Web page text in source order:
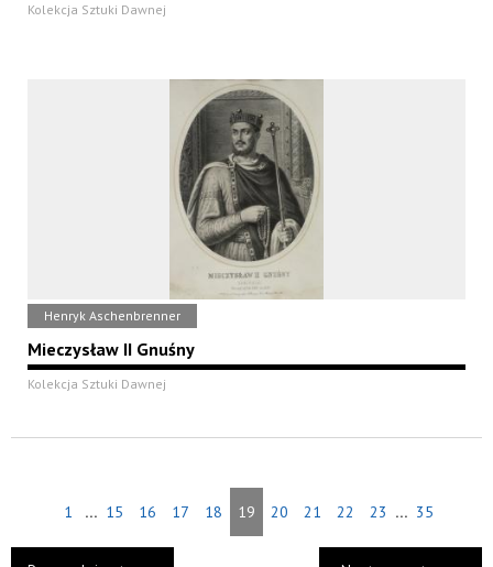
Kolekcja Sztuki Dawnej
Henryk Aschenbrenner
Mieczysław II Gnuśny
Kolekcja Sztuki Dawnej
1 ... 15 16 17 18 19 20 21 22 23 ... 35